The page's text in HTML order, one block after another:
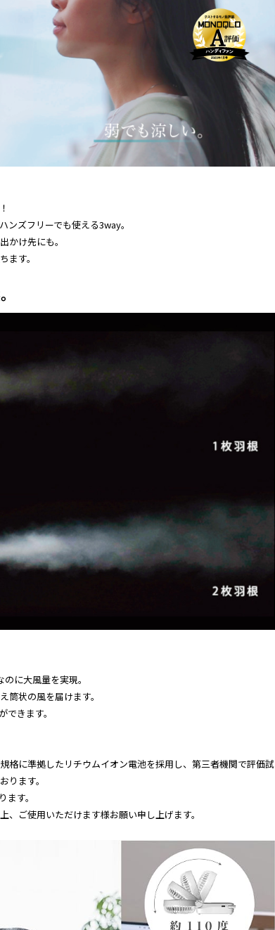
ズフリーでも使える3way。
かけ先にも。
ます。
に大風量を実現。
状の風を届けます。
きます。
格に準拠したリチウムイオン電池を採用し、第三者機関で評価試
ります。
す。
ご使用いただけます様お願い申し上げます。